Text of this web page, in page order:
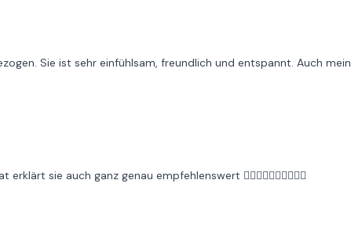
Sie ist sehr einfühlsam, freundlich und entspannt. Auch mein
sie auch ganz genau empfehlenswert 👍🏼👍🏼👍🏼👍🏼👍🏼